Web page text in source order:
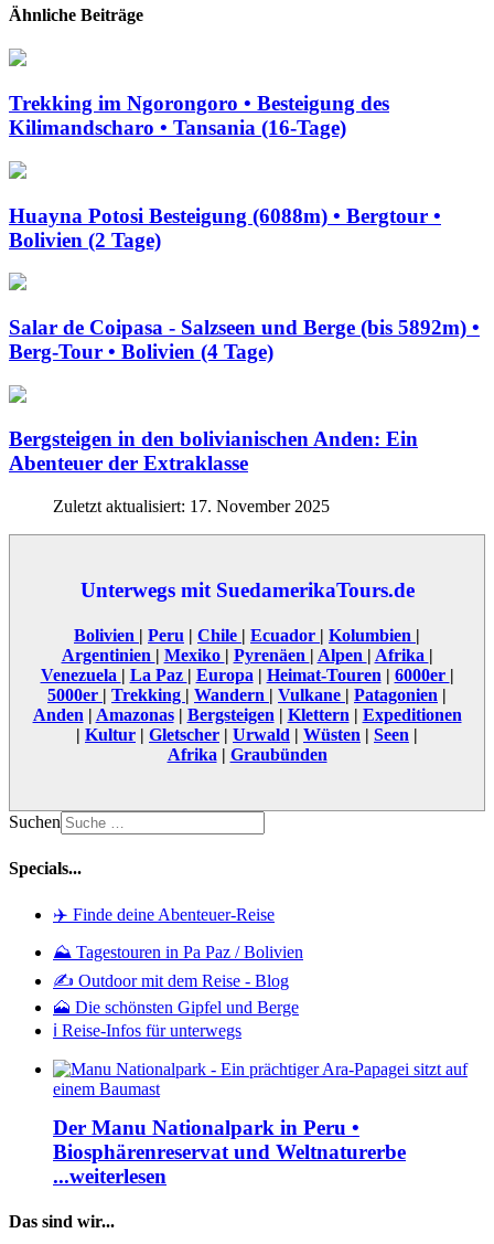
Ähnliche Beiträge
Trekking im Ngorongoro • Besteigung des
Kilimandscharo • Tansania (16-Tage)
Huayna Potosi Besteigung (6088m) • Bergtour •
Bolivien (2 Tage)
Salar de Coipasa - Salzseen und Berge (bis 5892m) •
Berg-Tour • Bolivien (4 Tage)
Bergsteigen in den bolivianischen Anden: Ein
Abenteuer der Extraklasse
Zuletzt aktualisiert: 17. November 2025
Unterwegs mit SuedamerikaTours.de
Bolivien | Peru | Chile | Ecuador | Kolumbien |
Argentinien | Mexiko | Pyrenäen | Alpen | Afrika |
Venezuela | La Paz | Europa | Heimat-Touren | 6000er |
5000er | Trekking | Wandern | Vulkane | Patagonien |
Anden | Amazonas| Bergsteigen | Klettern | Expeditionen
| Kultur | Gletscher | Urwald | Wüsten | Seen |
Afrika | Graubünden
Suchen
Specials...
✈️ Finde deine Abenteuer-Reise
⛰️ Tagestouren in Pa Paz / Bolivien
✍️ Outdoor mit dem Reise - Blog
🗻 Die schönsten Gipfel und Berge
ℹ️ Reise-Infos für unterwegs
Der Manu Nationalpark in Peru •
Biosphärenreservat und Weltnaturerbe
...weiterlesen
Das sind wir...